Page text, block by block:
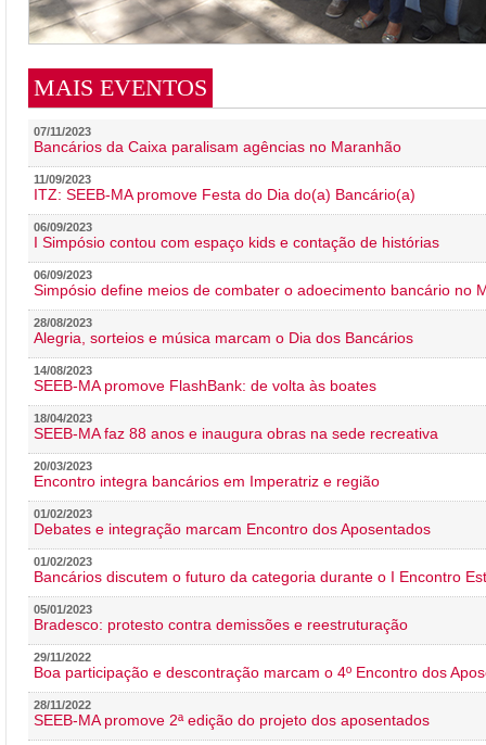
MAIS EVENTOS
07/11/2023
Bancários da Caixa paralisam agências no Maranhão
11/09/2023
ITZ: SEEB-MA promove Festa do Dia do(a) Bancário(a)
06/09/2023
I Simpósio contou com espaço kids e contação de histórias
06/09/2023
Simpósio define meios de combater o adoecimento bancário no
28/08/2023
Alegria, sorteios e música marcam o Dia dos Bancários
14/08/2023
SEEB-MA promove FlashBank: de volta às boates
18/04/2023
SEEB-MA faz 88 anos e inaugura obras na sede recreativa
20/03/2023
Encontro integra bancários em Imperatriz e região
01/02/2023
Debates e integração marcam Encontro dos Aposentados
01/02/2023
Bancários discutem o futuro da categoria durante o I Encontro
05/01/2023
Bradesco: protesto contra demissões e reestruturação
29/11/2022
Boa participação e descontração marcam o 4º Encontro dos
28/11/2022
SEEB-MA promove 2ª edição do projeto dos aposentados